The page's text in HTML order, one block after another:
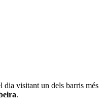
dia visitant un dels barris més
.